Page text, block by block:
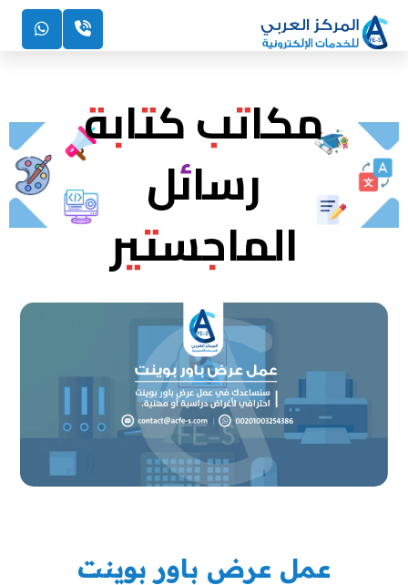
مكاتب كتابة
رسائل
الماجستير
عمل عرض باور بوينت